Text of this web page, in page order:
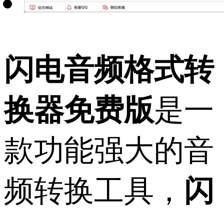
闪电音频格式转
换器免费版是一
款功能强大的音
频转换工具， 闪